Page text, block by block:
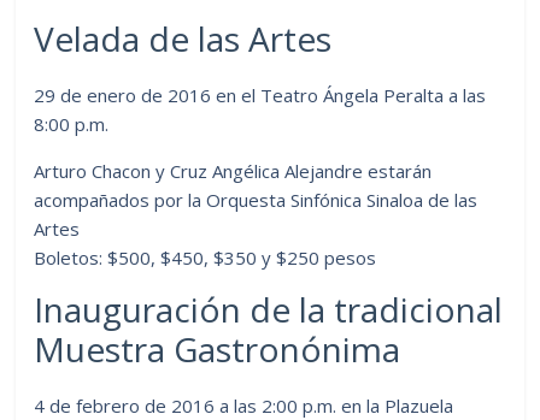
Velada de las Artes
29 de enero de 2016 en el Teatro Ángela Peralta a las
8:00 p.m.
Arturo Chacon y Cruz Angélica Alejandre estarán
acompañados por la Orquesta Sinfónica Sinaloa de las
Artes
Boletos: $500, $450, $350 y $250 pesos
Inauguración de la tradicional
Muestra Gastronónima
4 de febrero de 2016 a las 2:00 p.m. en la Plazuela